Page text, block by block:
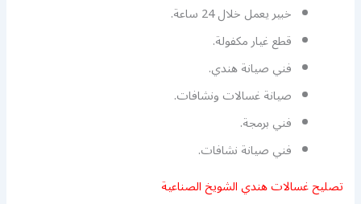
خبير يعمل خلال 24 ساعة.
قطع غيار مكفولة.
فني صيانة هندي.
صيانة غسالات ونشافات.
فني برمجة.
فني صيانة نشافات.
تصليح غسالات هندي الشويخ الصناعية